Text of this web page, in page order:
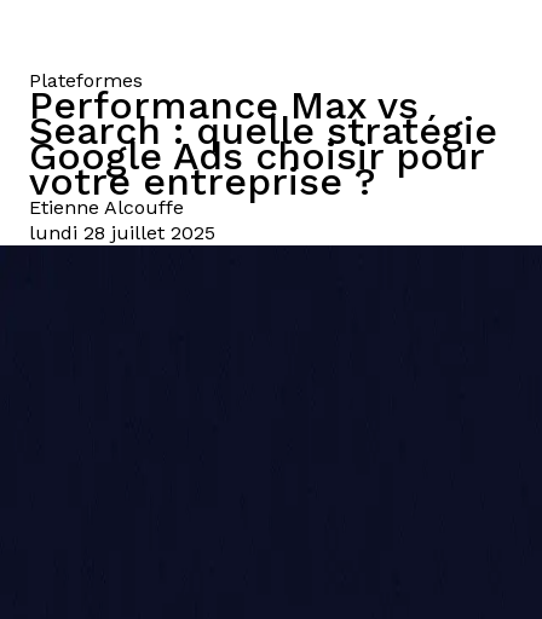
Plateformes
Performance Max vs
Search : quelle stratégie
Google Ads choisir pour
votre entreprise ?
Etienne Alcouffe
lundi 28 juillet 2025